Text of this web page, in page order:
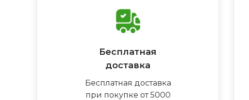
Бесплатная
доставка
Бесплатная доставка
при покупке от 5000